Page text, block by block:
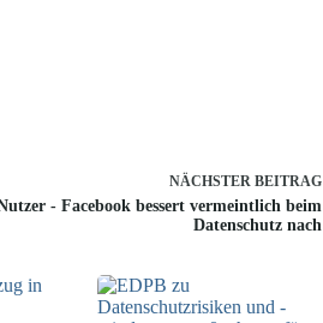
NÄCHSTER BEITRAG
- Facebook bessert vermeintlich beim
Datenschutz nach